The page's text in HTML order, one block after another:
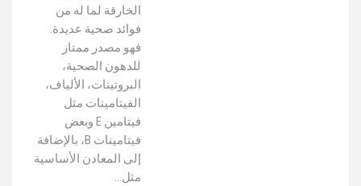
الخارقة لما له من
فوائد صحية عديدة.
فهو مصدر ممتاز
للدهون الصحية،
البروتينات، الألياف،
الفيتامينات مثل
فيتامين E وبعض
فيتامينات B، بالإضافة
إلى المعادن الأساسية
مثل…